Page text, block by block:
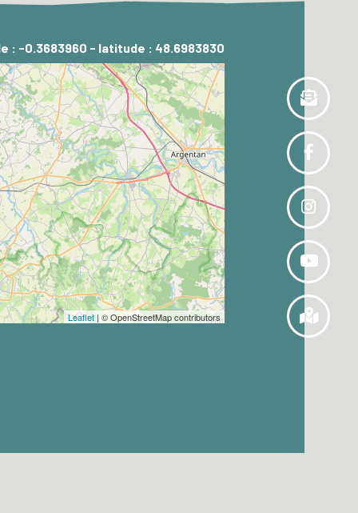
: -0.3683960 - latitude : 48.6983830
Leaflet | © OpenStreetMap contributors